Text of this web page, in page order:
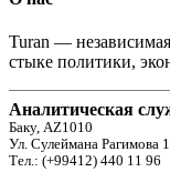
Turan —
стыке политики,
Аналитическая
Баку, AZ1010
Ул. Сулеймана Рагимова
Тел.: (+99412) 440 11 96